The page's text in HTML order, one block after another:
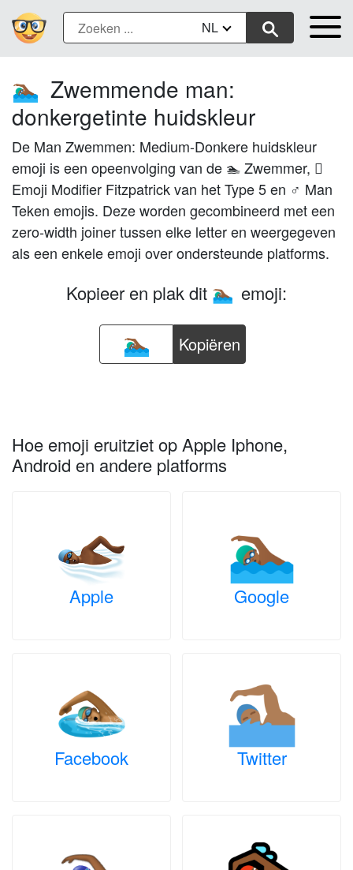
NL
🏊🏾‍♂️ Zwemmende man:
donkergetinte huidskleur
De Man Zwemmen: Medium-Donkere huidskleur
emoji is een opeenvolging van de 🏊 Zwemmer, 🏾
Emoji Modifier Fitzpatrick van het Type 5 en ♂ Man
Teken emojis. Deze worden gecombineerd met een
zero-width joiner tussen elke letter en weergegeven
als een enkele emoji over ondersteunde platforms.
Kopieer en plak dit 🏊🏾‍♂️ emoji:
Kopiëren
Hoe emoji eruitziet op Apple Iphone,
Android en andere platforms
Apple Google
Facebook Twitter